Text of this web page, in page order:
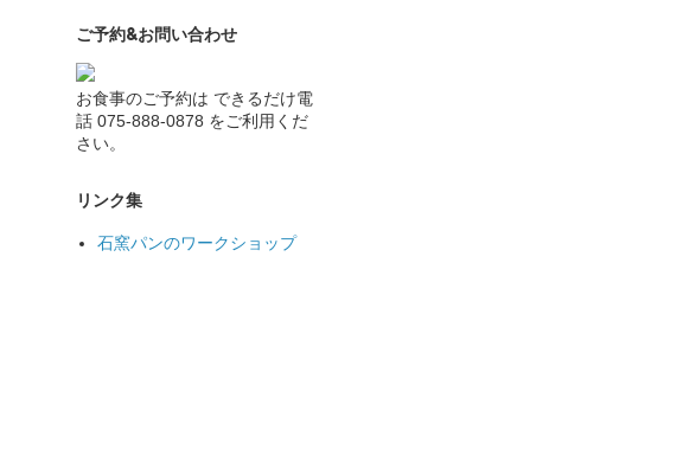
ご予約&お問い合わせ
お食事のご予約は できるだけ電
話 075-888-0878 をご利用くだ
さい。
リンク集
石窯パンのワークショップ